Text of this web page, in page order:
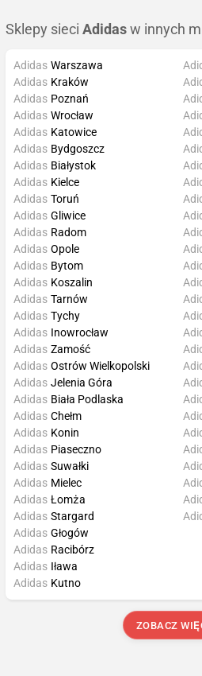
Sklepy sieci Adidas w innych
Adidas Warszawa
Adidas Kraków
Adidas Poznań
Adidas Wrocław
Adidas Katowice
Adidas Bydgoszcz
Adidas Białystok
Adidas Kielce
Adidas Toruń
Adidas Gliwice
Adidas Radom
Adidas Opole
Adidas Bytom
Adidas Koszalin
Adidas Tarnów
Adidas Tychy
Adidas Inowrocław
Adidas Zamość
Adidas Ostrów Wielkopolski
Adidas Jelenia Góra
Adidas Biała Podlaska
Adidas Chełm
Adidas Konin
Adidas Piaseczno
Adidas Suwałki
Adidas Mielec
Adidas Łomża
Adidas Stargard
Adidas Głogów
Adidas Racibórz
Adidas Iława
Adidas Kutno
ZOBACZ